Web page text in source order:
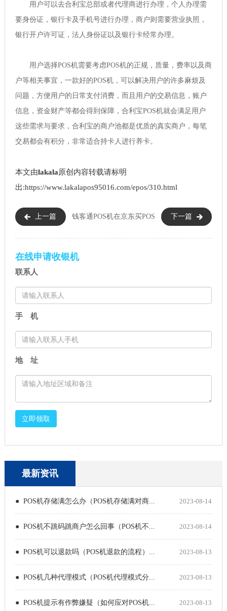
用户可以去合利宝总部或者代理商进行办理，个人办理需
要身份证，银行卡及手机号进行办理，商户则需要营业执照，
银行开户许可证，法人身份证以及银行卡经常办理。
用户选择POS机需要考虑POS机的正规，质量，费率以及商
户等相关事宜，一款好的POS机，可以解决用户的许多麻烦及
问题，方便用户的日常支付消费，而且用户的交易信息，账户
信息，资金财产等都会得到保障，合利宝POS机就会满足用户
这些需求与要求，合利宝的商户池都是优质的真实商户，每笔
交易都会有积分，非常适合持卡人进行养卡。
本文由lakala原创内容转载请标明
出:https://www.lakalapos95016.com/epos/310.html
上一篇 钱客通POS机
吗）
下一篇
在京东买POS
在线申请收银机
联系人
手 机
地 址
立即领取
最新资讯
● POS机存储满怎么办（POS机存储满对商... 2023-08-14
● POS机不跳码跳商户怎么回事（POS机不... 2023-08-14
● POS机可以退款吗（POS机退款的流程）... 2023-08-13
● POS机几种代理模式（POS机代理模式分... 2023-08-13
● POS机提示有作弊嫌疑（如何应对POS机... 2023-08-13